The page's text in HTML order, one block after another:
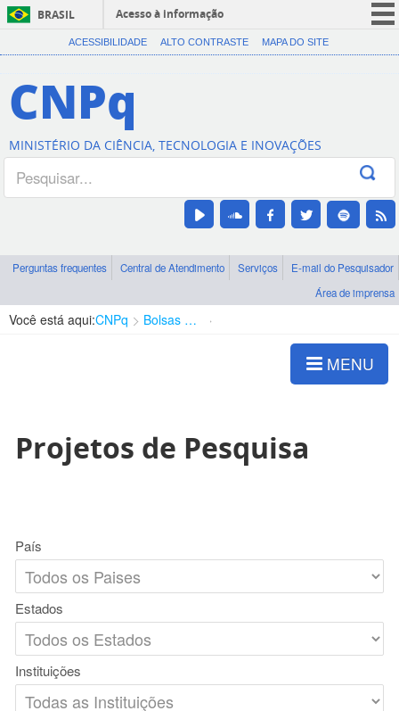
BRASIL
Acesso à informação
CORONAVÍRUS (COVID-19)
Canais
ACESSIBILIDADE ALTO CONTRASTE MAPA DO SITE
CNPq
MINISTÉRIO DA CIÊNCIA, TECNOLOGIA E INOVAÇÕES
Perguntas frequentes Central de Atendimento Serviços
E-mail do Pesquisador
Área de imprensa
Você está aqui:CNPq Bolsas e Auxílios Vigentes
MENU
Projetos de Pesquisa
País
Estados
Instituições